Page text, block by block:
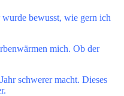
bewusst, wie gern ich
mich. Ob der
schwerer macht. Dieses